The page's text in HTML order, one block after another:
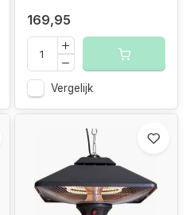
169,95
Vergelijk